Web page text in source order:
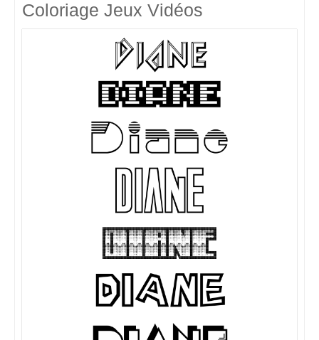
Coloriage Jeux Vidéos